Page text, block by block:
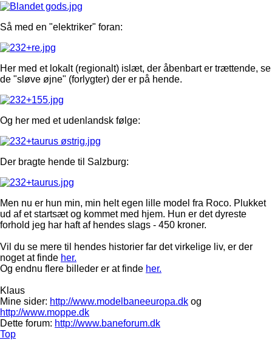
Så med en "elektriker" foran:
Her med et lokalt (regionalt) islæt, der åbenbart er trættende, se
de "sløve øjne" (forlygter) der er på hende.
Og her med et udenlandsk følge:
Der bragte hende til Salzburg:
Men nu er hun min, min helt egen lille model fra Roco. Plukket
ud af et startsæt og kommet med hjem. Hun er det dyreste
forhold jeg har haft af hendes slags - 450 kroner.
Vil du se mere til hendes historier far det virkelige liv, er der
noget at finde her.
Og endnu flere billeder er at finde her.
Klaus
Mine sider: http://www.modelbaneeuropa.dk og
http://www.moppe.dk
Dette forum: http://www.baneforum.dk
Top